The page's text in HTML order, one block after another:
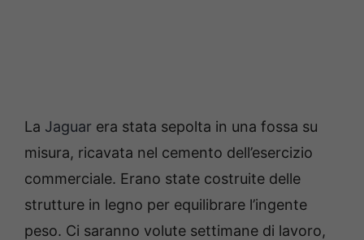
La Jaguar era stata sepolta in una fossa su
misura, ricavata nel cemento dell’esercizio
commerciale. Erano state costruite delle
strutture in legno per equilibrare l’ingente
peso. Ci saranno volute settimane di lavoro,